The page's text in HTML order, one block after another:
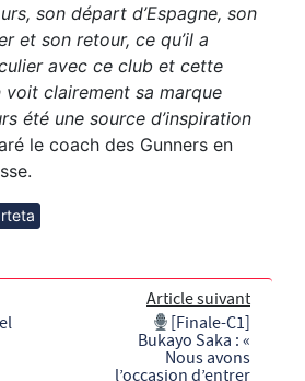
son départ d’Espagne, son
et son retour, ce qu’il a
avec ce club et cette
voit clairement sa marque
été une source d’inspiration
le coach des Gunners en
Article suivant
[Finale-C1]
Bukayo Saka : «
Nous avons
l’occasion d’entrer